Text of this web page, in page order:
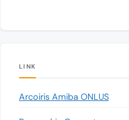
LINK
Arcoiris Amiba ONLUS